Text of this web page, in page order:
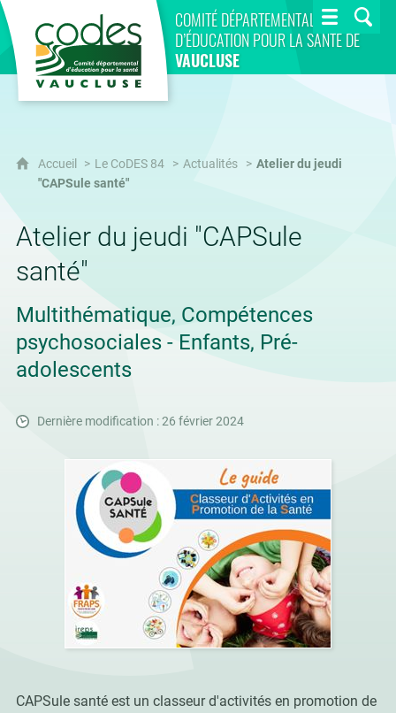
COMITÉ DÉPARTEMENTAL
D’ÉDUCATION POUR LA SANTÉ DE
VAUCLUSE
CoDES 84
Accueil Le CoDES 84 Actualités
Atelier du jeudi
"CAPSule santé"
Atelier du jeudi "CAPSule
santé"
Multithématique, Compétences
psychosociales - Enfants, Pré-
adolescents
Dernière modification : 26 février 2024
CAPSule santé est un classeur d'activités en promotion de